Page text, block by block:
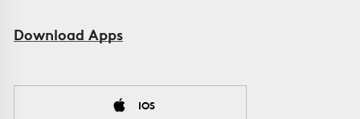
Download Apps
IOS